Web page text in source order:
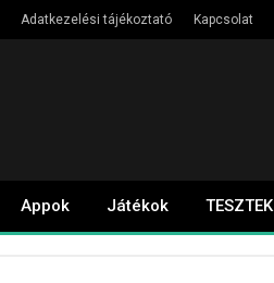
Adatkezelési tájékoztató Kapcsolat
Appok Játékok TESZTEK